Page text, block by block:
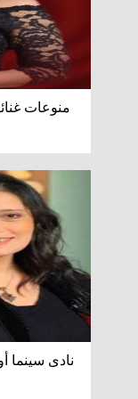
منوعات
نادى سينما